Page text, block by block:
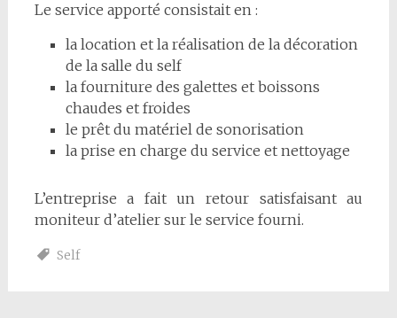
Le service apporté consistait en :
la location et la réalisation de la décoration
de la salle du self
la fourniture des galettes et boissons
chaudes et froides
le prêt du matériel de sonorisation
la prise en charge du service et nettoyage
L’entreprise a fait un retour satisfaisant au
moniteur d’atelier sur le service fourni.
Self